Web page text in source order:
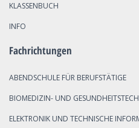
KLASSENBUCH
INFO
Fachrichtungen
ABENDSCHULE FÜR BERUFSTÄTIGE
BIOMEDIZIN- UND
ELEKTRONIK UND TECHNISCHE